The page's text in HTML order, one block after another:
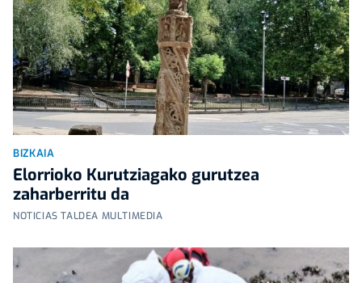
BIZKAIA
Elorrioko Kurutziagako gurutzea
zaharberritu da
NOTICIAS TALDEA MULTIMEDIA